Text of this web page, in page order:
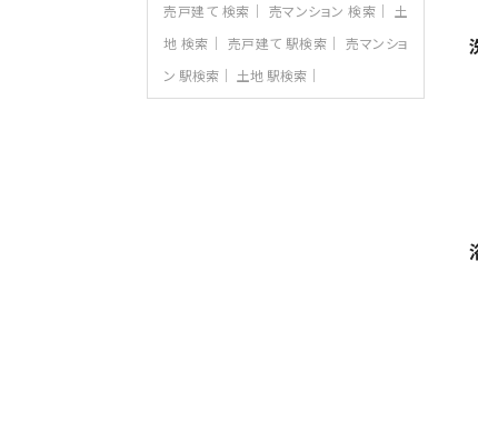
並列2台駐…
第8位
3,990万円
4ＬＤＫ
売戸建て 検索 売マンション 検索
土
地 検索
売戸建て 駅検索
売マンショ
ン 駅検索
土地 駅検索